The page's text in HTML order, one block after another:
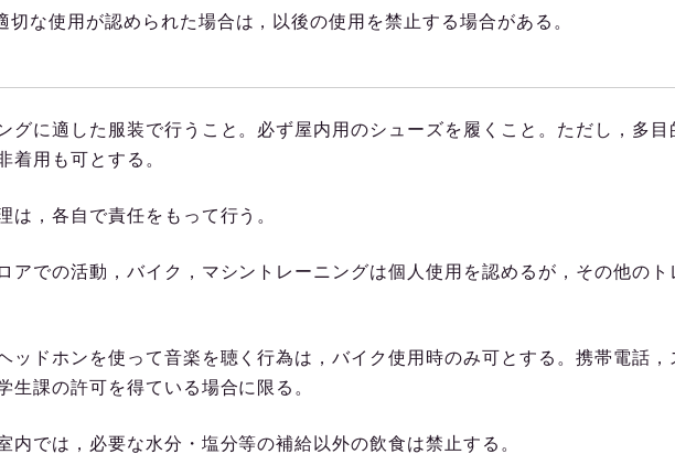
切な使用が認められた場合は，以後の使用を禁止する場合がある。
グに適した服装で行うこと。必ず屋内用のシューズを履くこと。ただし，多目
着用も可とする。
は，各自で責任をもって行う。
アでの活動，バイク，マシントレーニングは個人使用を認めるが，その他の
ッドホンを使って音楽を聴く行為は，バイク使用時のみ可とする。携帯電話
生課の許可を得ている場合に限る。
内では，必要な水分・塩分等の補給以外の飲食は禁止する。